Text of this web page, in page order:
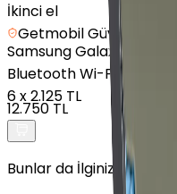
İkinci el
Getmobil Güvencesi
SamsungGalaxy
Bluetooth Wi-Fi - Yeşil
6x2.125 TL
12.750 TL
Bunlar da İlginizi Çekebilir